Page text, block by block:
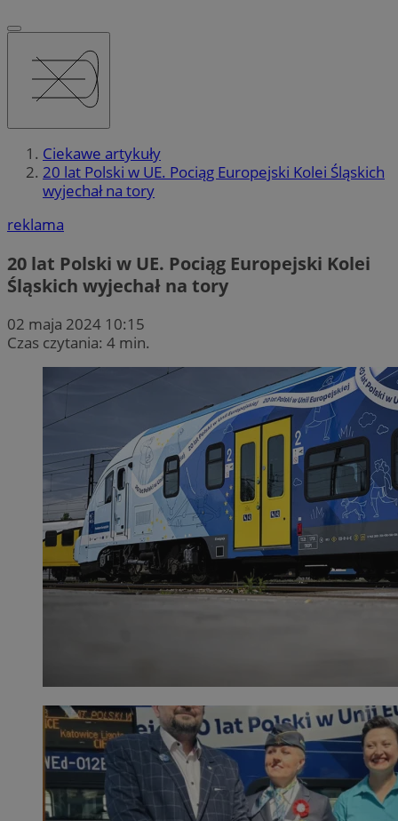
Ciekawe artykuły
20 lat Polski w UE. Pociąg Europejski Kolei Śląskich
wyjechał na tory
reklama
20 lat Polski w UE. Pociąg Europejski Kolei
Śląskich wyjechał na tory
02 maja 2024 10:15
Czas czytania: 4 min.